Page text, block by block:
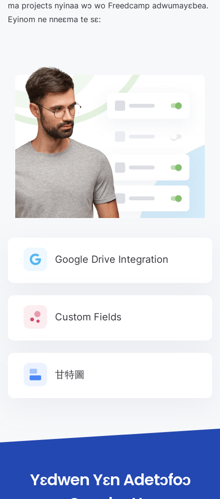
ma projects nyinaa wɔ wo Freedcamp adwumayɛbea.
Eyinom ne nneɛma te sɛ:
Google Drive Integration
Custom Fields
甘特圖
Yɛdwen Yɛn Adetɔfoɔ